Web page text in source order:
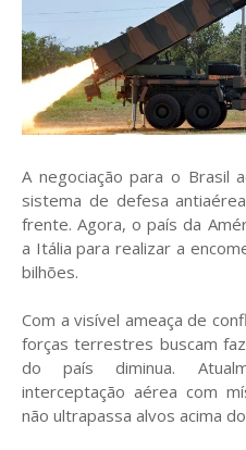
A negociação para o Brasil
sistema de defesa
frente. Agora, o país da
a Itália para realizar a
bilhões.
Com a visível ameaça de
forças terrestres buscam
do país diminua.
interceptação aérea com
não ultrapassa alvos acima